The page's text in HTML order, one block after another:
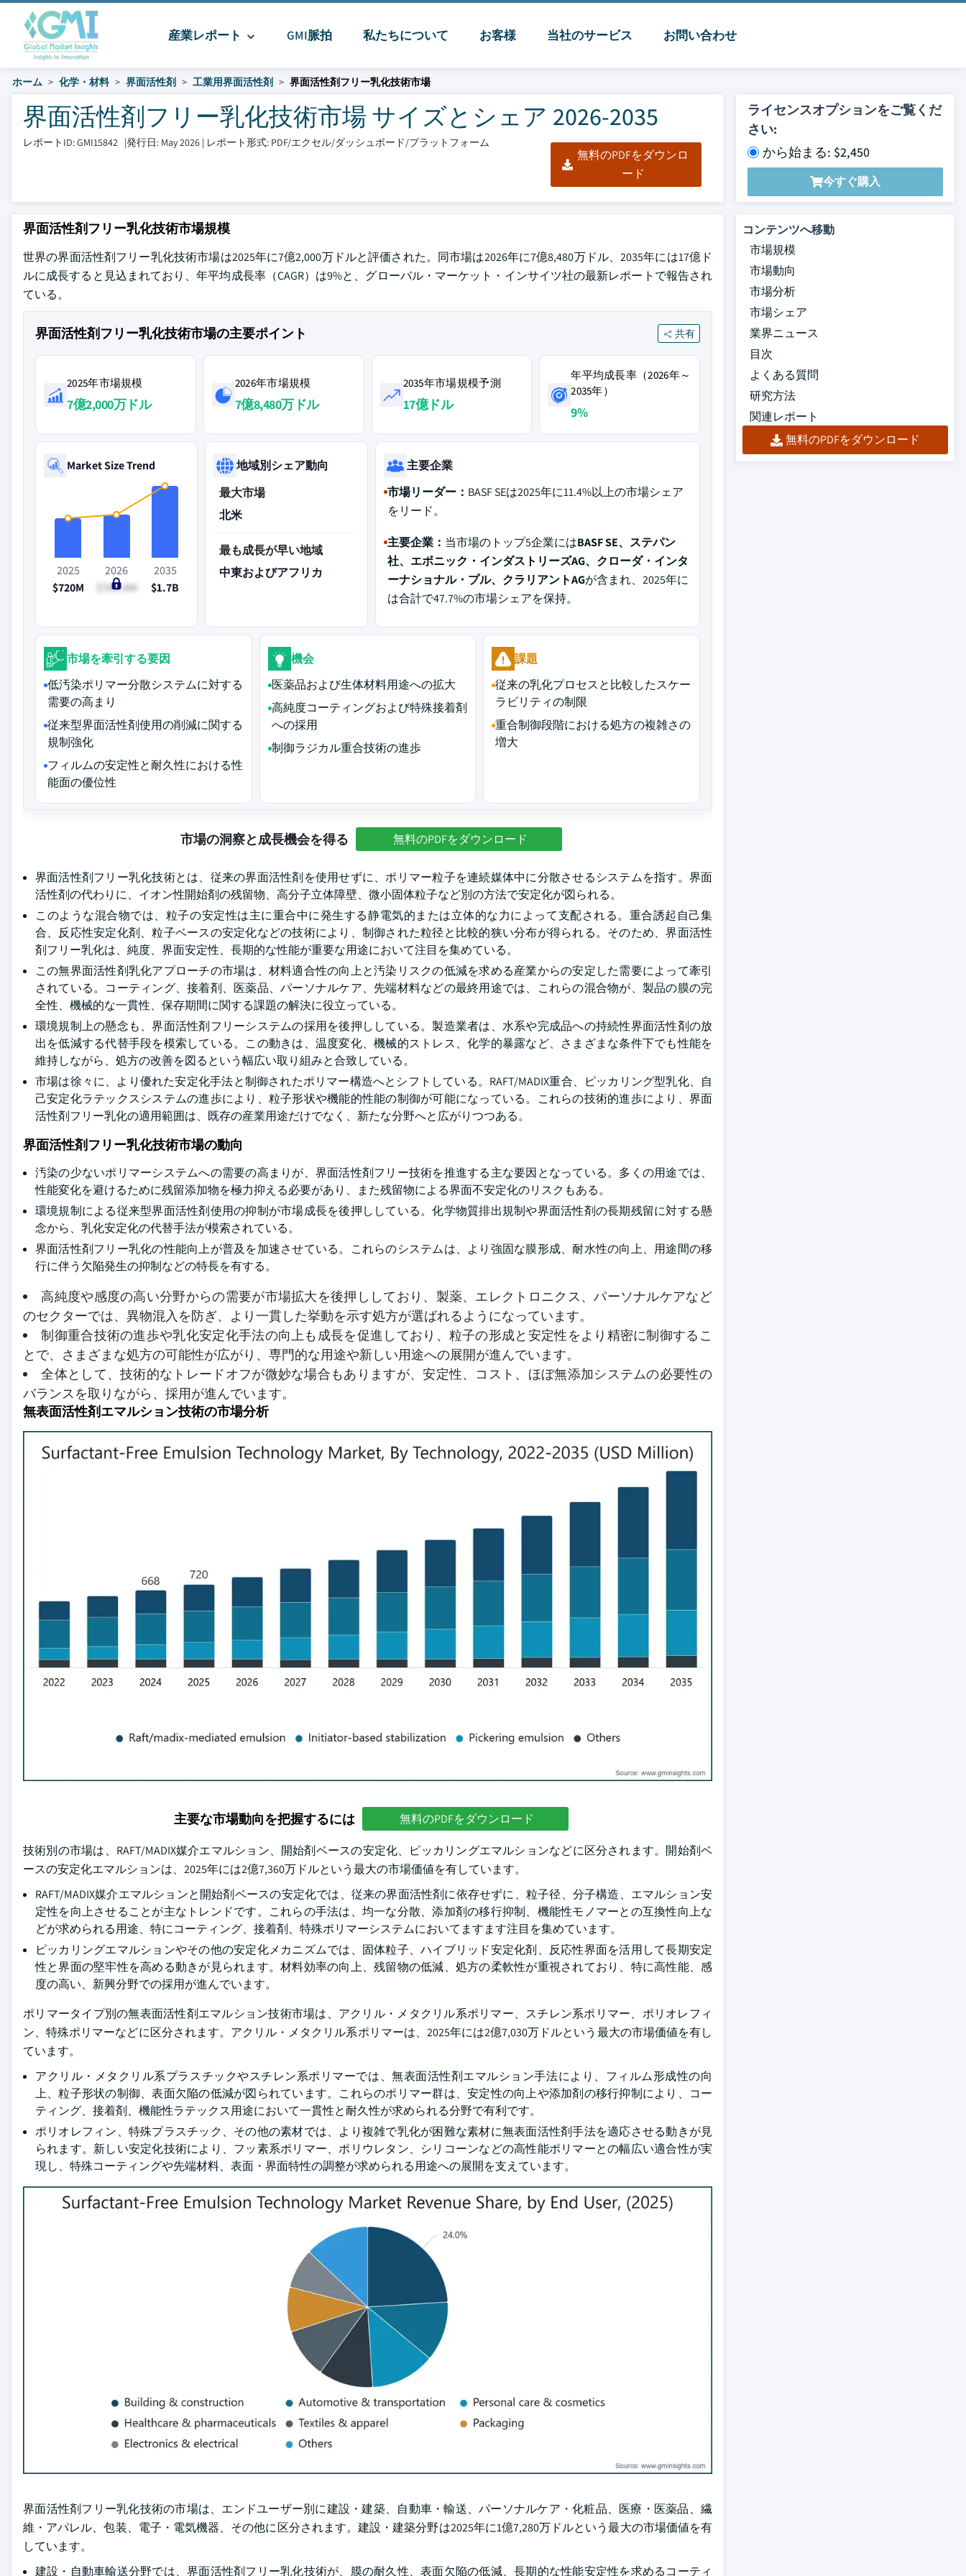
産業レポート GMI脈拍 私たちについて お客様 当社のサービス お問い合わせ
ホーム 化学・材料 界面活性剤 工業用界面活性剤 界面活性剤フリー乳化技術市場
界面活性剤フリー乳化技術市場 サイズとシェア 2026-2035
レポートID: GMI15842 |発行日: May 2026 | レポート形式: PDF/エクセル/ダッシュボード/プラットフォーム
無料のPDFをダウンロ
ード
ライセンスオプションをご覧くだ
さい:
から始まる: $2,450
今すぐ購入
界面活性剤フリー乳化技術市場規模
世界の界面活性剤フリー乳化技術市場は2025年に7億2,000万ドルと評価された。同市場は2026年に7億8,480万ドル、2035年には17億ド
ルに成長すると見込まれており、年平均成長率（CAGR）は9%と、グローバル・マーケット・インサイツ社の最新レポートで報告され
ている。
界面活性剤フリー乳化技術市場の主要ポイント 共有
2025年市場規模
7億2,000万ドル
2026年市場規模
7億8,480万ドル
2035年市場規模予測
17億ドル
年平均成長率（2026年～
2035年）
9%
Market Size Trend
2025
$720M
2026
$784.8M
2035
$1.7B
地域別シェア動向
最大市場
北米
最も成長が早い地域
中東およびアフリカ
主要企業
市場リーダー： BASF SEは2025年に11.4%以上の市場シェア
をリード。
主要企業： 当市場のトップ5企業にはBASF SE、ステパン
社、エボニック・インダストリーズAG、クローダ・インタ
ーナショナル・プル、クラリアントAGが含まれ、2025年に
は合計で47.7%の市場シェアを保持。
市場を牽引する要因
低汚染ポリマー分散システムに対する
需要の高まり
従来型界面活性剤使用の削減に関する
規制強化
フィルムの安定性と耐久性における性
能面の優位性
機会
医薬品および生体材料用途への拡大
高純度コーティングおよび特殊接着剤
への採用
制御ラジカル重合技術の進歩
課題
従来の乳化プロセスと比較したスケー
ラビリティの制限
重合制御段階における処方の複雑さの
増大
市場の洞察と成長機会を得る 無料のPDFをダウンロード
界面活性剤フリー乳化技術とは、従来の界面活性剤を使用せずに、ポリマー粒子を連続媒体中に分散させるシステムを指す。界面
活性剤の代わりに、イオン性開始剤の残留物、高分子立体障壁、微小固体粒子など別の方法で安定化が図られる。
このような混合物では、粒子の安定性は主に重合中に発生する静電気的または立体的な力によって支配される。重合誘起自己集
合、反応性安定化剤、粒子ベースの安定化などの技術により、制御された粒径と比較的狭い分布が得られる。そのため、界面活性
剤フリー乳化は、純度、界面安定性、長期的な性能が重要な用途において注目を集めている。
この無界面活性剤乳化アプローチの市場は、材料適合性の向上と汚染リスクの低減を求める産業からの安定した需要によって牽引
されている。コーティング、接着剤、医薬品、パーソナルケア、先端材料などの最終用途では、これらの混合物が、製品の膜の完
全性、機械的な一貫性、保存期間に関する課題の解決に役立っている。
環境規制上の懸念も、界面活性剤フリーシステムの採用を後押ししている。製造業者は、水系や完成品への持続性界面活性剤の放
出を低減する代替手段を模索している。この動きは、温度変化、機械的ストレス、化学的暴露など、さまざまな条件下でも性能を
維持しながら、処方の改善を図るという幅広い取り組みと合致している。
市場は徐々に、より優れた安定化手法と制御されたポリマー構造へとシフトしている。RAFT/MADIX重合、ピッカリング型乳化、自
己安定化ラテックスシステムの進歩により、粒子形状や機能的性能の制御が可能になっている。これらの技術的進歩により、界面
活性剤フリー乳化の適用範囲は、既存の産業用途だけでなく、新たな分野へと広がりつつある。
界面活性剤フリー乳化技術市場の動向
汚染の少ないポリマーシステムへの需要の高まりが、界面活性剤フリー技術を推進する主な要因となっている。多くの用途では、
性能変化を避けるために残留添加物を極力抑える必要があり、また残留物による界面不安定化のリスクもある。
環境規制による従来型界面活性剤使用の抑制が市場成長を後押ししている。化学物質排出規制や界面活性剤の長期残留に対する懸
念から、乳化安定化の代替手法が模索されている。
界面活性剤フリー乳化の性能向上が普及を加速させている。これらのシステムは、より強固な膜形成、耐水性の向上、用途間の移
行に伴う欠陥発生の抑制などの特長を有する。
高純度や感度の高い分野からの需要が市場拡大を後押ししており、製薬、エレクトロニクス、パーソナルケアなど
のセクターでは、異物混入を防ぎ、より一貫した挙動を示す処方が選ばれるようになっています。
制御重合技術の進歩や乳化安定化手法の向上も成長を促進しており、粒子の形成と安定性をより精密に制御するこ
とで、さまざまな処方の可能性が広がり、専門的な用途や新しい用途への展開が進んでいます。
全体として、技術的なトレードオフが微妙な場合もありますが、安定性、コスト、ほぼ無添加システムの必要性の
バランスを取りながら、採用が進んでいます。
無表面活性剤エマルション技術の市場分析
主要な市場動向を把握するには 無料のPDFをダウンロード
技術別の市場は、RAFT/MADIX媒介エマルション、開始剤ベースの安定化、ピッカリングエマルションなどに区分されます。開始剤ベ
ースの安定化エマルションは、2025年には2億7,360万ドルという最大の市場価値を有しています。
RAFT/MADIX媒介エマルションと開始剤ベースの安定化では、従来の界面活性剤に依存せずに、粒子径、分子構造、エマルション安
定性を向上させることが主なトレンドです。これらの手法は、均一な分散、添加剤の移行抑制、機能性モノマーとの互換性向上な
どが求められる用途、特にコーティング、接着剤、特殊ポリマーシステムにおいてますます注目を集めています。
ピッカリングエマルションやその他の安定化メカニズムでは、固体粒子、ハイブリッド安定化剤、反応性界面を活用して長期安定
性と界面の堅牢性を高める動きが見られます。材料効率の向上、残留物の低減、処方の柔軟性が重視されており、特に高性能、感
度の高い、新興分野での採用が進んでいます。
ポリマータイプ別の無表面活性剤エマルション技術市場は、アクリル・メタクリル系ポリマー、スチレン系ポリマー、ポリオレフィ
ン、特殊ポリマーなどに区分されます。アクリル・メタクリル系ポリマーは、2025年には2億7,030万ドルという最大の市場価値を有し
ています。
アクリル・メタクリル系プラスチックやスチレン系ポリマーでは、無表面活性剤エマルション手法により、フィルム形成性の向
上、粒子形状の制御、表面欠陥の低減が図られています。これらのポリマー群は、安定性の向上や添加剤の移行抑制により、コー
ティング、接着剤、機能性ラテックス用途において一貫性と耐久性が求められる分野で有利です。
ポリオレフィン、特殊プラスチック、その他の素材では、より複雑で乳化が困難な素材に無表面活性剤手法を適応させる動きが見
られます。新しい安定化技術により、フッ素系ポリマー、ポリウレタン、シリコーンなどの高性能ポリマーとの幅広い適合性が実
現し、特殊コーティングや先端材料、表面・界面特性の調整が求められる用途への展開を支えています。
界面活性剤フリー乳化技術の市場は、エンドユーザー別に建設・建築、自動車・輸送、パーソナルケア・化粧品、医療・医薬品、繊
維・アパレル、包装、電子・電気機器、その他に区分されます。建設・建築分野は2025年に1億7,280万ドルという最大の市場価値を有
しています。
建設・自動車輸送分野では、界面活性剤フリー乳化技術が、膜の耐久性、表面欠陥の低減、長期的な性能安定性を求めるコーティ
コンテンツへ移動
市場規模
市場動向
市場分析
市場シェア
業界ニュース
目次
よくある質問
研究方法
関連レポート
無料のPDFをダウンロード